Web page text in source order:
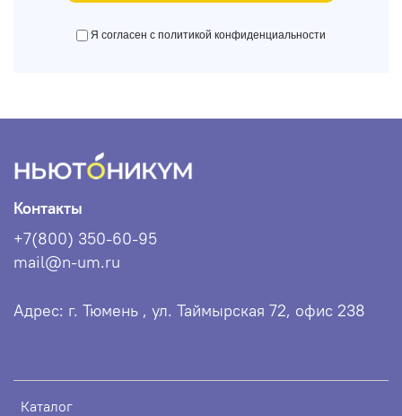
Я согласен с политикой конфиденциальности
Каталог
Контакты
+7(800) 350-60-95
mail@n-um.ru
Адрес: г. Тюмень , ул. Таймырская 72, офис 238